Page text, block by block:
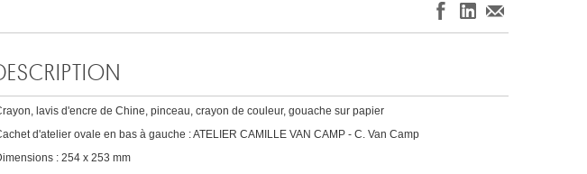
DESCRIPTION
lavis d'encre de Chine, pinceau, crayon de couleur, gouache sur papier
d'atelier ovale en bas à gauche : ATELIER CAMILLE VAN CAMP - C. Van Camp
: 254 x 253 mm